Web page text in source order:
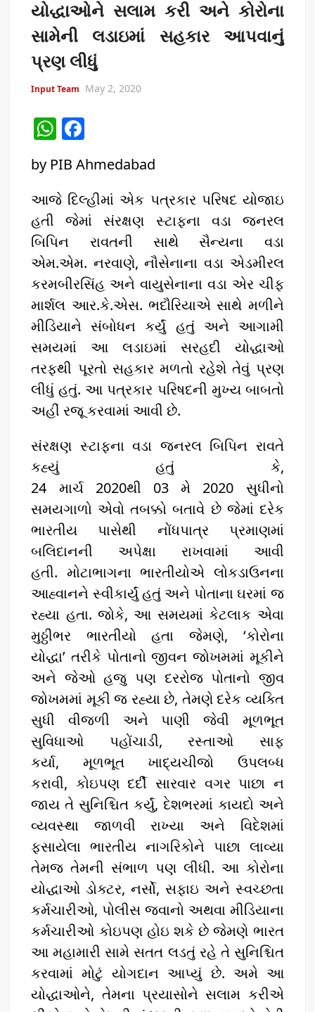
रिकॉर्ड ऑफ इंडिया’ सम्मान
Border Security India: केंद्रीय गृह मंत्री अमित शाह ने सीमा सुरक्षा पर
दिया बड़ा संदेश
MANAS National Narcotics Helpline: ‘मानस’ बना नशे के
खिलाफ डिजिटल कवच
BPCL Ethanol Case: इथेनॉल आवंटन विवाद पर सरकार का जवाब
PM Narendra Modi के नेतृत्व में देश की प्रतिष्ठा बढ़ी विदेशों में:
યોદ્ધાઓને સલામ કરી અને કોરોના
સામેની લડાઇમાં સહકાર આપવાનું
પ્રણ લીધું
Input Team May 2, 2020
W
at
s
A
p
p
a
c
e
b
o
o
k
by PIB Ahmedabad
આજે દિલ્હીમાં એક પત્રકાર પરિષદ યોજાઇ
હતી જેમાં સંરક્ષણ સ્ટાફના વડા જનરલ
બિપિન રાવતની સાથે સૈન્યના વડા
એમ.એમ. નરવાણે, નૌસેનાના વડા એડમીરલ
કરમબીરસિંહ અને વાયુસેનાના વડા એર ચીફ
માર્શલ આર.કે.એસ. ભદૌરિયાએ સાથે મળીને
મીડિયાને સંબોધન કર્યું હતું અને આગામી
સમયમાં આ લડાઇમાં સરહદી યોદ્ધાઓ
તરફથી પૂરતો સહકાર મળતો રહેશે તેવું પ્રણ
લીધું હતું. આ પત્રકાર પરિષદની મુખ્ય બાબતો
અહીં રજૂ કરવામાં આવી છે.
સંરક્ષણ સ્ટાફના વડા જનરલ બિપિન રાવતે
કહ્યું હતું કે,
24 માર્ચ 2020થી 03 મે 2020 સુધીનો
સમયગાળો એવો તબક્કો બતાવે છે જેમાં દરેક
ભારતીય પાસેથી નોંધપાત્ર પ્રમાણમાં
બલિદાનની અપેક્ષા રાખવામાં આવી
હતી. મોટાભાગના ભારતીયોએ લોકડાઉનના
આહ્વાનને સ્વીકાર્યું હતું અને પોતાના ઘરમાં જ
રહ્યા હતા. જોકે, આ સમયમાં કેટલાક એવા
મુઠ્ઠીભર ભારતીયો હતા જેમણે, ‘કોરોના
યોદ્ધા’ તરીકે પોતાનો જીવન જોખમમાં મૂકીને
અને જેઓ હજુ પણ દરરોજ પોતાનો જીવ
જોખમમાં મૂકી જ રહ્યા છે, તેમણે દરેક વ્યક્તિ
સુધી વીજળી અને પાણી જેવી મૂળભૂત
સુવિધાઓ પહોંચાડી, રસ્તાઓ સાફ
કર્યા, મૂળભૂત ખાદ્યચીજો ઉપલબ્ધ
કરાવી, કોઇપણ દર્દી સારવાર વગર પાછા ન
જાય તે સુનિશ્ચિત કર્યું, દેશભરમાં કાયદો અને
વ્યવસ્થા જાળવી રાખ્યા અને વિદેશમાં
ફસાયેલા ભારતીય નાગરિકોને પાછા લાવ્યા
તેમજ તેમની સંભાળ પણ લીધી. આ કોરોના
યોદ્ધાઓ ડોક્ટર, નર્સો, સફાઇ અને સ્વચ્છતા
કર્મચારીઓ, પોલીસ જવાનો અથવા મીડિયાના
કર્મચારીઓ કોઇપણ હોઇ શકે છે જેમણે ભારત
આ મહામારી સામે સતત લડતું રહે તે સુનિશ્ચિત
કરવામાં મોટું યોગદાન આપ્યું છે. અમે આ
યોદ્ધાઓને, તેમના પ્રયાસોને સલામ કરીએ